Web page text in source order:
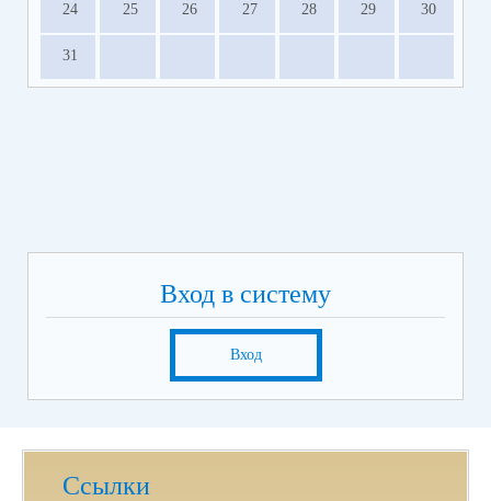
24 25 26 27 28 29 30
31
Вход в систему
Вход
Ссылки